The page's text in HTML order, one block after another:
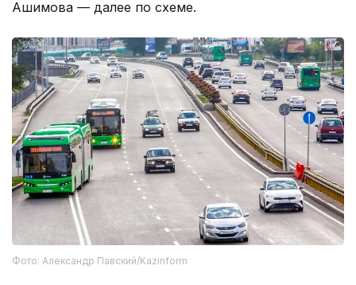
Ашимова — далее по схеме.
Фото: Александр Павский/Kazinform